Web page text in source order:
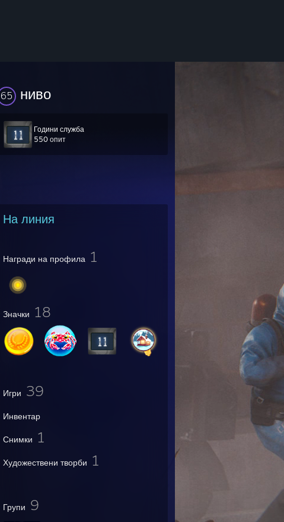
65 ниво
Години служба
550 опит
На линия
Награди на профила 1
Значки 18
Игри 39
Инвентар
Снимки 1
Художествени творби 1
Групи 9